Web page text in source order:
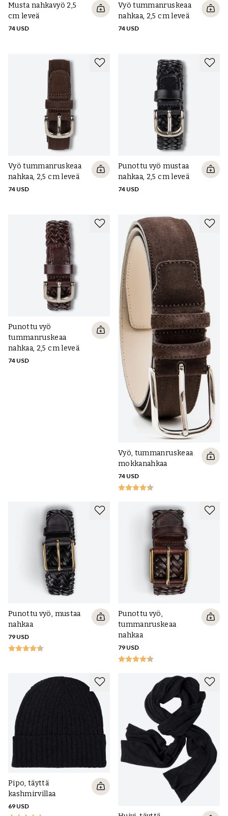
Musta nahkavyö 2,5
cm leveä
74 USD
Vyö tummanruskeaa
nahkaa, 2,5 cm leveä
74 USD
Vyö tummanruskeaa
nahkaa, 2,5 cm leveä
74 USD
Punottu vyö mustaa
nahkaa, 2,5 cm leveä
74 USD
Punottu vyö
tummanruskeaa
nahkaa, 2,5 cm leveä
74 USD
Vyö, tummanruskeaa
mokkanahkaa
74 USD
Punottu vyö, mustaa
nahkaa
79 USD
Punottu vyö,
tummanruskeaa
nahkaa
79 USD
Pipo, täyttä
kashmirvillaa
69 USD